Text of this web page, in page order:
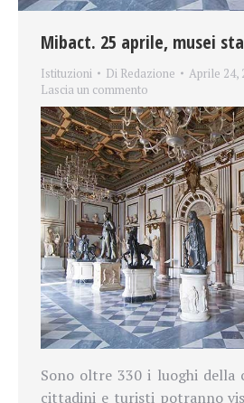
Mibact. 25 aprile, musei
Istituzioni Di Redazione
Aprile 24,
Lascia un commento
Sono oltre 330 i luoghi della
cittadini e turisti potranno